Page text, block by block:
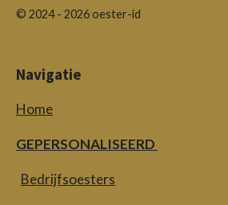
© 2024 - 2026 oester-id
Navigatie
Home
GEPERSONALISEERD
Bedrijfsoesters